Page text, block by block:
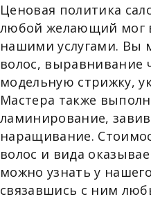
Ценовая политика
любой желающий мог
нашими услугами. Вы
волос, выравнивание
модельную стрижку,
Мастера также
ламинирование,
наращивание.
волос и вида
можно узнать у
связавшись с ним